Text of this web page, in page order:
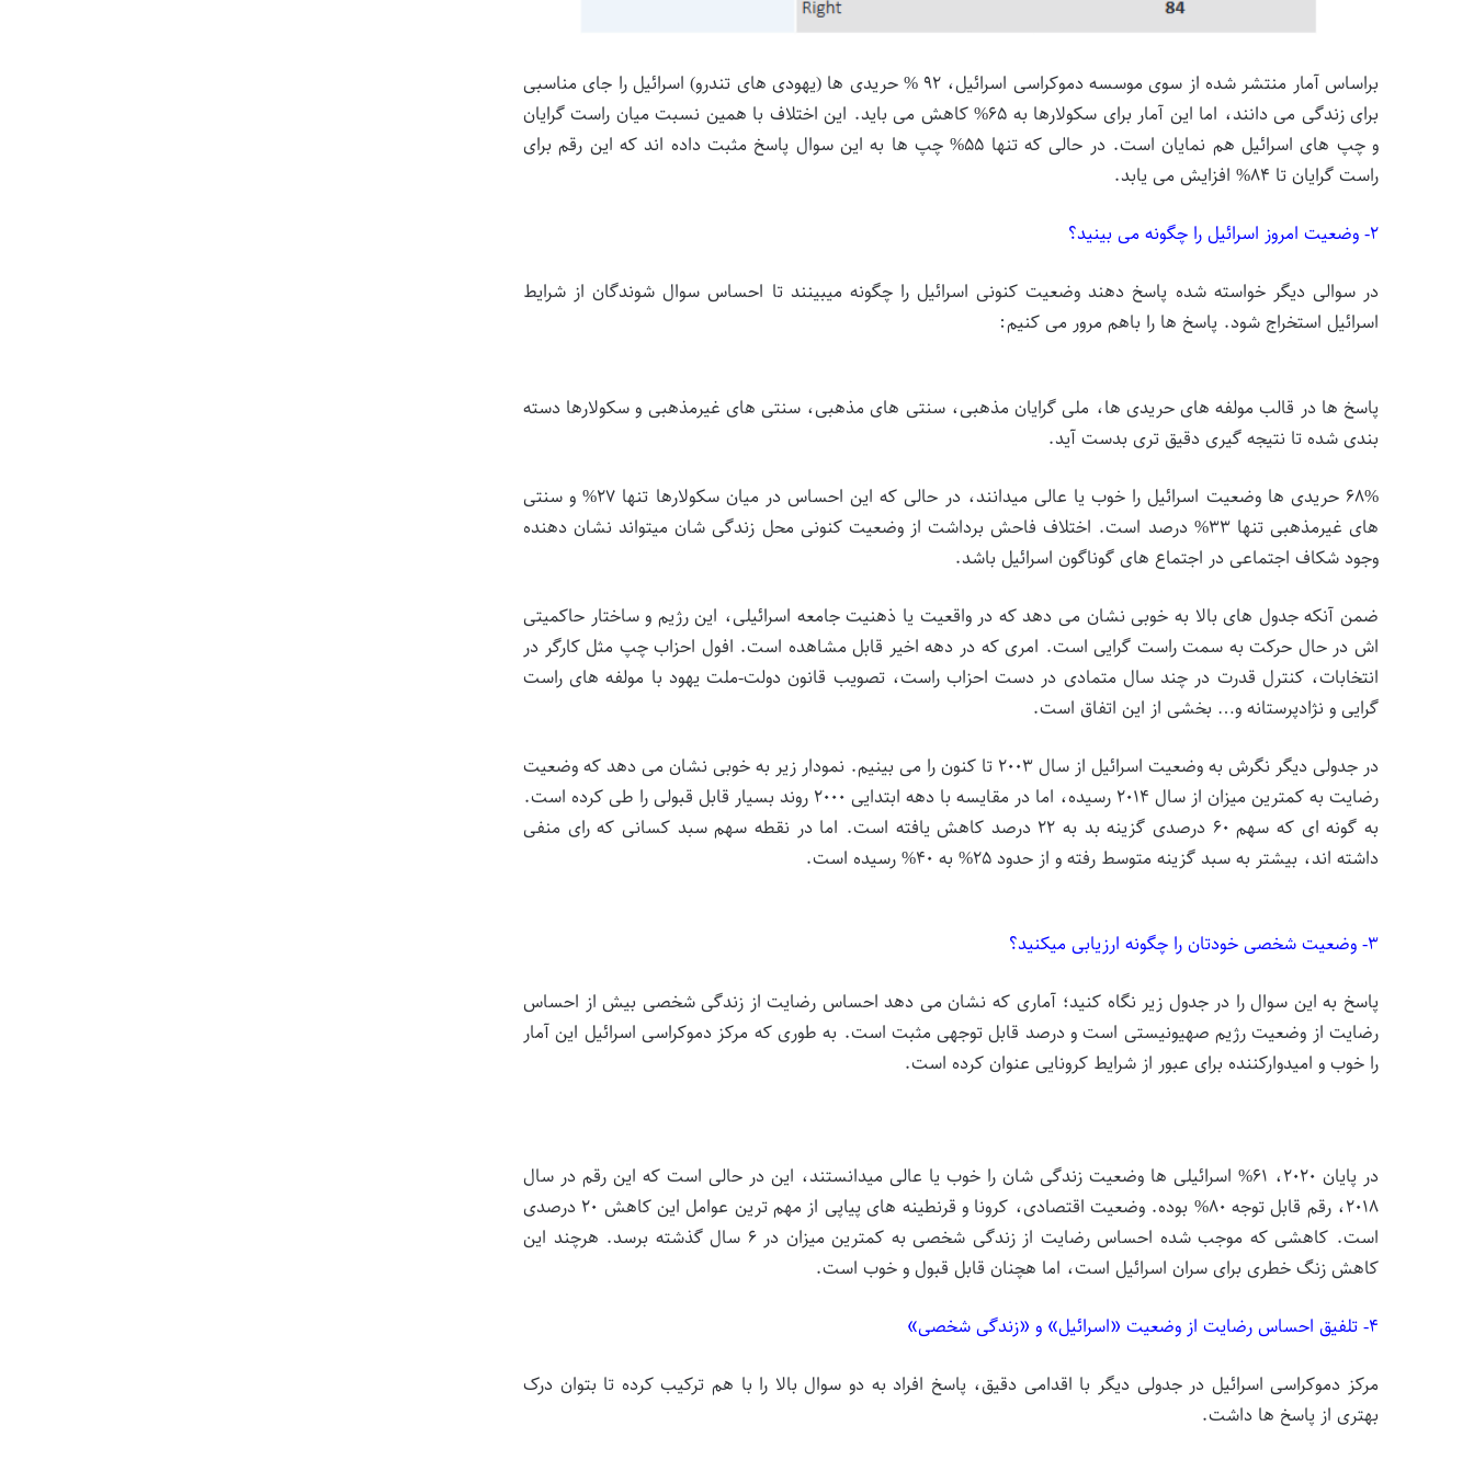
براساس آمار منتشر شده از سوی موسسه دموکراسی اسرائیل، ۹۲ % حریدی ها (یهودی های تندرو) اسرائیل را جای مناسبی
برای زندگی می دانند، اما این آمار برای سکولارها به ۶۵% کاهش می باید. این اختلاف با همین نسبت میان راست گرایان
و چپ های اسرائیل هم نمایان است. در حالی که تنها ۵۵% چپ ها به این سوال پاسخ مثبت داده اند که این رقم برای
راست گرایان تا ۸۴% افزایش می یابد.
۲- وضعیت امروز اسرائیل را چگونه می بینید؟
در سوالی دیگر خواسته شده پاسخ دهند وضعیت کنونی اسرائیل را چگونه میبینند تا احساس سوال شوندگان از شرایط
اسرائیل استخراج شود. پاسخ ها را باهم مرور می کنیم:
پاسخ ها در قالب مولفه های حریدی ها، ملی گرایان مذهبی، سنتی های مذهبی، سنتی های غیرمذهبی و سکولارها دسته
بندی شده تا نتیجه گیری دقیق تری بدست آید.
۶۸% حریدی ها وضعیت اسرائیل را خوب یا عالی میدانند، در حالی که این احساس در میان سکولارها تنها ۲۷% و سنتی
های غیرمذهبی تنها ۳۳% درصد است. اختلاف فاحش برداشت از وضعیت کنونی محل زندگی شان میتواند نشان دهنده
وجود شکاف اجتماعی در اجتماع های گوناگون اسرائیل باشد.
ضمن آنکه جدول های بالا به خوبی نشان می دهد که در واقعیت یا ذهنیت جامعه اسرائیلی، این رژیم و ساختار حاکمیتی
اش در حال حرکت به سمت راست گرایی است. امری که در دهه اخیر قابل مشاهده است. افول احزاب چپ مثل کارگر در
انتخابات، کنترل قدرت در چند سال متمادی در دست احزاب راست، تصویب قانون دولت-ملت یهود با مولفه های راست
گرایی و نژادپرستانه و… بخشی از این اتفاق است.
در جدولی دیگر نگرش به وضعیت اسرائیل از سال ۲۰۰۳ تا کنون را می بینیم. نمودار زیر به خوبی نشان می دهد که وضعیت
رضایت به کمترین میزان از سال ۲۰۱۴ رسیده، اما در مقایسه با دهه ابتدایی ۲۰۰۰ روند بسیار قابل قبولی را طی کرده است.
به گونه ای که سهم ۶۰ درصدی گزینه بد به ۲۲ درصد کاهش یافته است. اما در نقطه سهم سبد کسانی که رای منفی
داشته اند، بیشتر به سبد گزینه متوسط رفته و از حدود ۲۵% به ۴۰% رسیده است.
۳- وضعیت شخصی خودتان را چگونه ارزیابی میکنید؟
پاسخ به این سوال را در جدول زیر نگاه کنید؛ آماری که نشان می دهد احساس رضایت از زندگی شخصی بیش از احساس
رضایت از وضعیت رژیم صهیونیستی است و درصد قابل توجهی مثبت است. به طوری که مرکز دموکراسی اسرائیل این آمار
را خوب و امیدوارکننده برای عبور از شرایط کرونایی عنوان کرده است.
در پایان ۲۰۲۰، ۶۱% اسرائیلی ها وضعیت زندگی شان را خوب یا عالی میدانستند، این در حالی است که این رقم در سال
۲۰۱۸، رقم قابل توجه ۸۰% بوده. وضعیت اقتصادی، کرونا و قرنطینه های پیاپی از مهم ترین عوامل این کاهش ۲۰ درصدی
است. کاهشی که موجب شده احساس رضایت از زندگی شخصی به کمترین میزان در ۶ سال گذشته برسد. هرچند این
کاهش زنگ خطری برای سران اسرائیل است، اما هچنان قابل قبول و خوب است.
۴- تلفیق احساس رضایت از وضعیت «اسرائیل» و «زندگی شخصی»
مرکز دموکراسی اسرائیل در جدولی دیگر با اقدامی دقیق، پاسخ افراد به دو سوال بالا را با هم ترکیب کرده تا بتوان درک
بهتری از پاسخ ها داشت.